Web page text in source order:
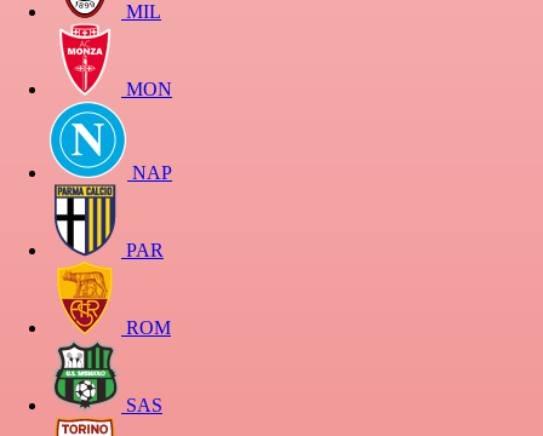
MIL
MON
NAP
PAR
ROM
SAS